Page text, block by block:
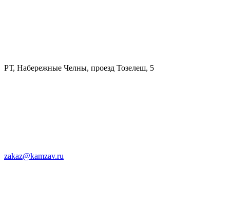
РТ, Набережные Челны, проезд Тозелеш, 5
zakaz@kamzav.ru